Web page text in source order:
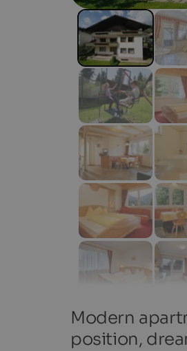
Modern
position,